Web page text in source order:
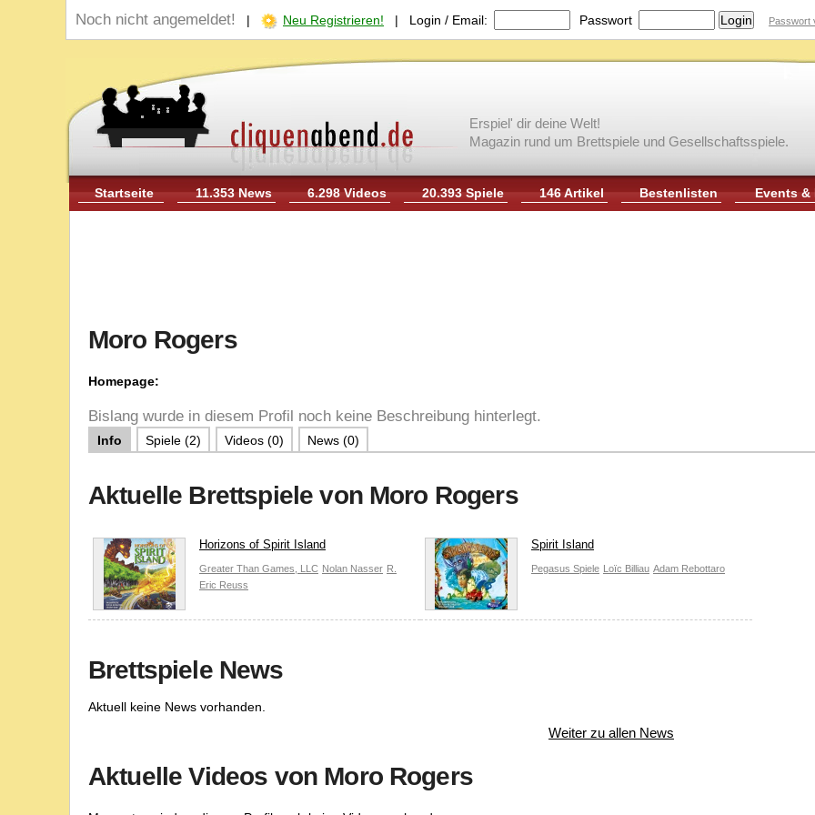
Noch nicht angemeldet! | Neu Registrieren! | Login / Email: Passwort Passwort
Erspiel' dir deine Welt!
Magazin rund um Brettspiele und Gesellschaftsspiele.
Startseite 11.353 News 6.298 Videos 20.393 Spiele 146 Artikel Bestenlisten Events &
Moro Rogers
Homepage:
Bislang wurde in diesem Profil noch keine Beschreibung hinterlegt.
Info Spiele (2) Videos (0) News (0)
Aktuelle Brettspiele von Moro Rogers
Horizons of Spirit Island
Greater Than Games, LLC Nolan Nasser R.
Eric Reuss
Spirit Island
Pegasus Spiele Loïc Billiau Adam Rebottaro
Brettspiele News
Aktuell keine News vorhanden.
Weiter zu allen News
Aktuelle Videos von Moro Rogers